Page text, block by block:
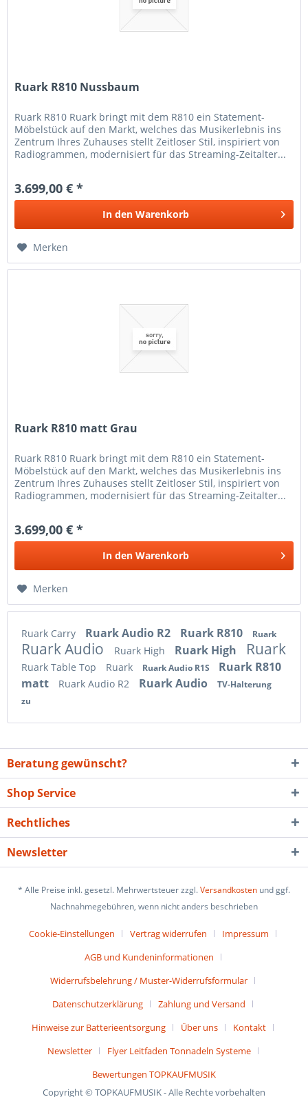
Ruark R810 Nussbaum
Ruark R810 Ruark bringt mit dem R810 ein Statement-
Möbelstück auf den Markt, welches das Musikerlebnis ins
Zentrum Ihres Zuhauses stellt Zeitloser Stil, inspiriert von
Radiogrammen, modernisiert für das Streaming-Zeitalter...
3.699,00 € *
In den Warenkorb
Merken
Ruark R810 matt Grau
Ruark R810 Ruark bringt mit dem R810 ein Statement-
Möbelstück auf den Markt, welches das Musikerlebnis ins
Zentrum Ihres Zuhauses stellt Zeitloser Stil, inspiriert von
Radiogrammen, modernisiert für das Streaming-Zeitalter...
3.699,00 € *
In den Warenkorb
Merken
Ruark Carry Ruark Audio R2 Ruark R810 Ruark
Ruark Audio Ruark High Ruark High Ruark
Ruark Table Top Ruark Ruark Audio R1S
Ruark R810
matt
Ruark Audio R2 Ruark Audio
TV-Halterung
zu
Beratung gewünscht?
Shop Service
Rechtliches
Newsletter
* Alle Preise inkl. gesetzl. Mehrwertsteuer zzgl.Versandkosten und ggf.
Nachnahmegebühren, wenn nicht anders beschrieben
Cookie-Einstellungen Vertrag widerrufen
Impressum
AGB und Kundeninformationen
Widerrufsbelehrung / Muster-Widerrufsformular
Datenschutzerklärung
Zahlung und Versand
Hinweise zur Batterieentsorgung
Über uns
Kontakt
Newsletter
Flyer Leitfaden Tonnadeln Systeme
Bewertungen TOPKAUFMUSIK
Copyright © TOPKAUFMUSIK - Alle Rechte vorbehalten